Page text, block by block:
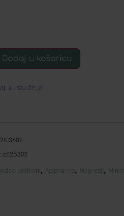
Dodaj u košaricu
u listu želja
c025302
prehrani, Apipharma, Magnezij,